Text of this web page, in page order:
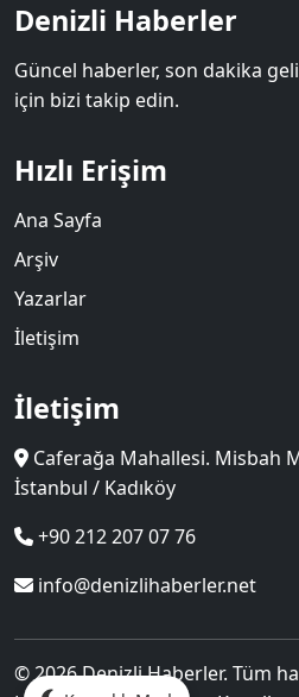
Denizli Haberler
Güncel haberler, son dakika
için bizi takip edin.
Hızlı Erişim
Ana Sayfa
Arşiv
Yazarlar
İletişim
İletişim
Caferağa Mahallesi. Misbah
İstanbul / Kadıköy
+90 212 207 07 76
info@denizlihaberler.net
© 2026 Denizli Haberler. Tüm